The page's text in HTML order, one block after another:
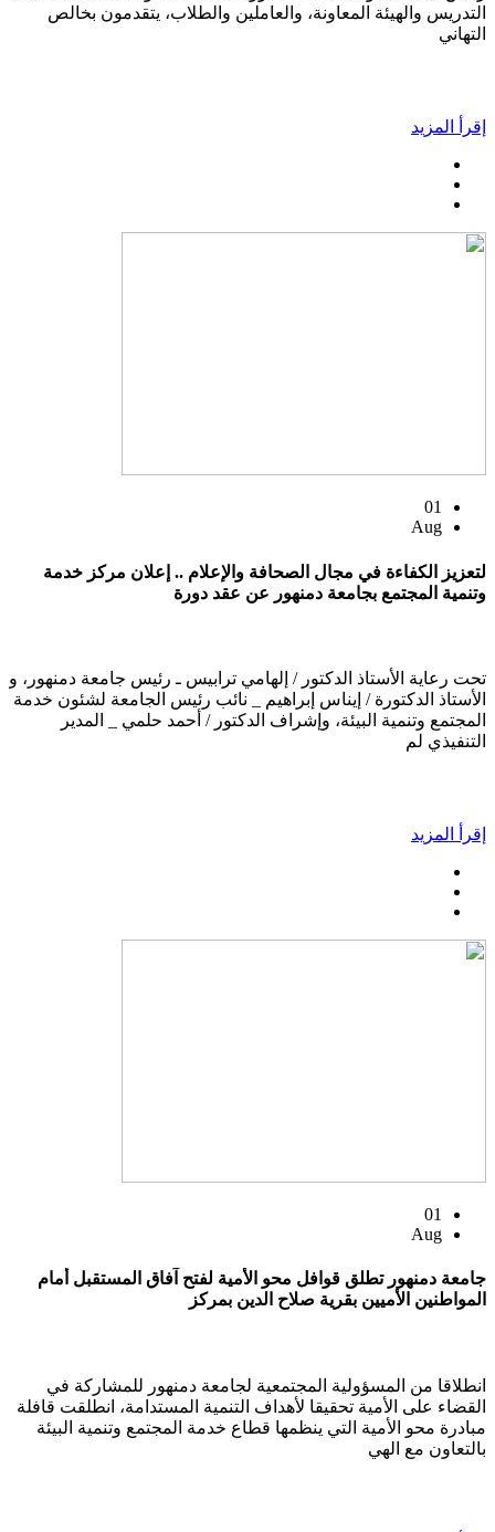
التدريس والهيئة المعاونة، والعاملين والطلاب، يتقدمون بخالص
التهاني
إقرأ المزيد
01
Aug
لتعزيز الكفاءة في مجال الصحافة والإعلام .. إعلان مركز خدمة
وتنمية المجتمع بجامعة دمنهور عن عقد دورة
تحت رعاية الأستاذ الدكتور / إلهامي ترابيس ـ رئيس جامعة دمنهور، و
الأستاذ الدكتورة / إيناس إبراهيم _ نائب رئيس الجامعة لشئون خدمة
المجتمع وتنمية البيئة، وإشراف الدكتور / أحمد حلمي _ المدير
التنفيذي لم
إقرأ المزيد
01
Aug
جامعة دمنهور تطلق قوافل محو الأمية لفتح آفاق المستقبل أمام
المواطنين الأميين بقرية صلاح الدين بمركز
انطلاقا من المسؤولية المجتمعية لجامعة دمنهور للمشاركة في
القضاء على الأمية تحقيقا لأهداف التنمية المستدامة، انطلقت قافلة
مبادرة محو الأمية التي ينظمها قطاع خدمة المجتمع وتنمية البيئة
بالتعاون مع الهي